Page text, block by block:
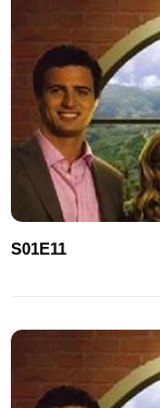
S01E11